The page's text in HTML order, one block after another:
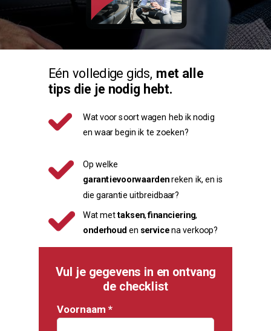
Eén volledige gids, met alle
tips die je nodig hebt.
Wat voor soort wagen heb ik nodig
en waar begin ik te zoeken?
Op welke
garantievoorwaardenreken ik, en is
die garantie uitbreidbaar?
Wat mettaksen,financiering,
onderhoud en servicena verkoop?
Voornaam *
Vul je gegevens in en ontvang
de checklist